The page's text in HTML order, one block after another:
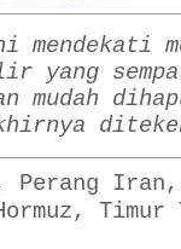
mendekati
yang
mudah
Perang
Timur